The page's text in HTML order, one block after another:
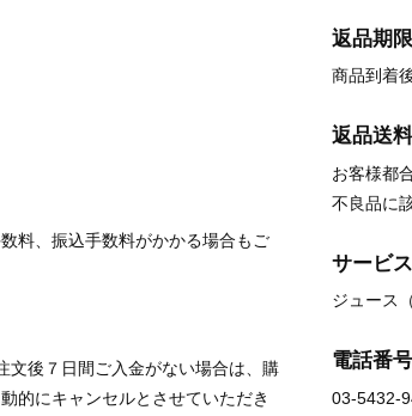
料、振込手数料がかかる場合もご
文後７日間ご入金がない場合は、購
的にキャンセルとさせていただき
返品期限
商品到着
返品送料
お客様都
不良品に
サービ
ジュース
電話番号
03-5432-